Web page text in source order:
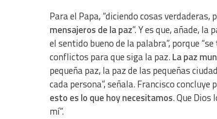
Para el Papa, “diciendo cosas verdaderas,
mensajeros de la paz”. Y es que, añade,
el sentido bueno de la palabra”, porque
conflictos para que siga la paz.La paz
pequeña paz, la paz de las pequeñas
cada persona”, señala. Francisco concluye
esto es lo que hoy necesitamos. Que Dios
mí”.
Understand audiences through statistics or combinations of
Develop and improve services
Use limited data to select content
IAB Special Features:
Use precise geolocation data
Identify devices based on information actively requested